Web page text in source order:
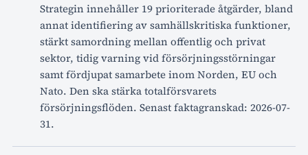
Strategin innehåller 19 prioriterade åtgärder, bland
annat identifiering av samhällskritiska funktioner,
stärkt samordning mellan offentlig och privat
sektor, tidig varning vid försörjningsstörningar
samt fördjupat samarbete inom Norden, EU och
Nato. Den ska stärka totalförsvarets
försörjningsflöden. Senast faktagranskad: 2026-07-
31.